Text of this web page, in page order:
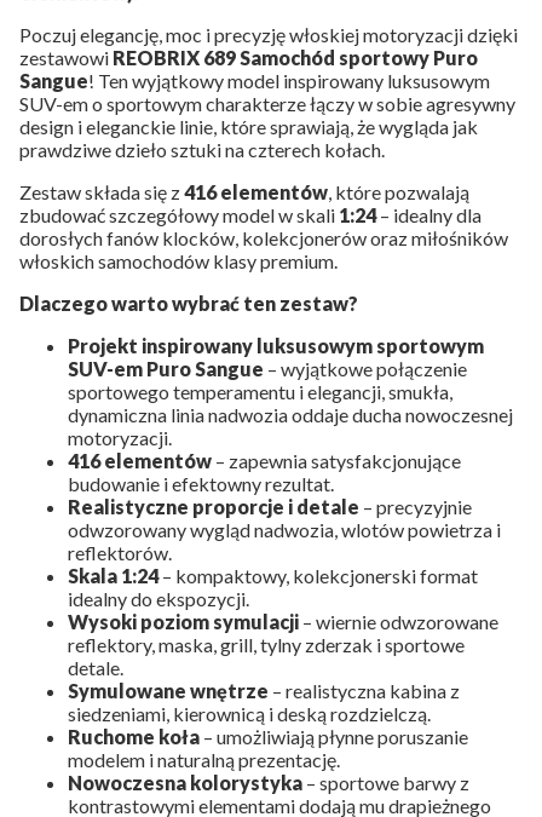
Poczuj elegancję, moc i precyzję włoskiej motoryzacji dzięki
zestawowi REOBRIX 689 Samochód sportowy Puro
Sangue! Ten wyjątkowy model inspirowany luksusowym
SUV-em o sportowym charakterze łączy w sobie agresywny
design i eleganckie linie, które sprawiają, że wygląda jak
prawdziwe dzieło sztuki na czterech kołach.
Zestaw składa się z416 elementów, które pozwalają
zbudować szczegółowy model w skali 1:24– idealny dla
dorosłych fanów klocków, kolekcjonerów oraz miłośników
włoskich samochodów klasy premium.
Dlaczego warto wybrać ten zestaw?
Projekt inspirowany luksusowym sportowym
SUV-em Puro Sangue – wyjątkowe połączenie
sportowego temperamentu i elegancji, smukła,
dynamiczna linia nadwozia oddaje ducha nowoczesnej
motoryzacji.
416 elementów – zapewnia satysfakcjonujące
budowanie i efektowny rezultat.
Realistyczne proporcje i detale – precyzyjnie
odwzorowany wygląd nadwozia, wlotów powietrza i
reflektorów.
Skala 1:24– kompaktowy, kolekcjonerski format
idealny do ekspozycji.
Wysoki poziom symulacji – wiernie odwzorowane
reflektory, maska, grill, tylny zderzak i sportowe
detale.
Symulowane wnętrze – realistyczna kabina z
siedzeniami, kierownicą i deską rozdzielczą.
Ruchome koła – umożliwiają płynne poruszanie
modelem i naturalną prezentację.
Nowoczesna kolorystyka – sportowe barwy z
kontrastowymi elementami dodają mu drapieżnego